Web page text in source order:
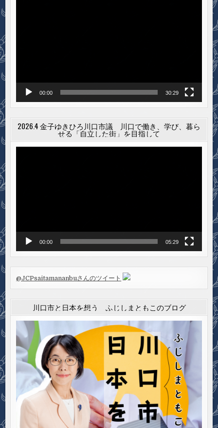
00:00 30:29
2026.4 金子ゆきひろ川口市議 川口で働き、学び、暮ら
せる「自立した街」を目指して
00:00 05:29
@JCPsaitamananbuさんのツイート
川口市と日本を想う ふじしまともこのブログ